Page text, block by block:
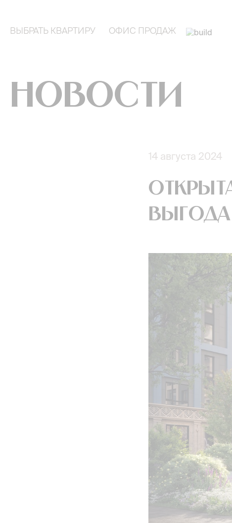
ВЫБРАТЬ КВАРТИРУ ОФИС ПРОДАЖ
Новости
14 августа 2024